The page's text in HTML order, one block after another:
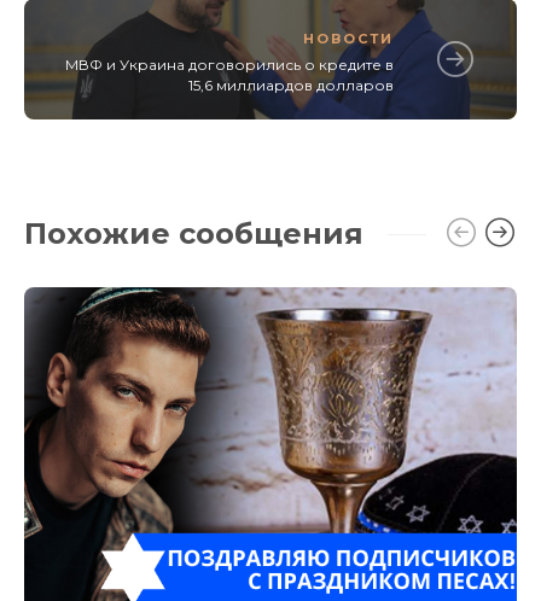
НОВОСТИ
МВФ и Украина договорились о кредите в
15,6 миллиардов долларов
Похожие сообщения